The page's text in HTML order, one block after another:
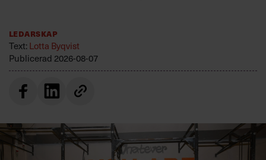
Ledarskap
Text: Lotta Byqvist
Publicerad 2026-08-07